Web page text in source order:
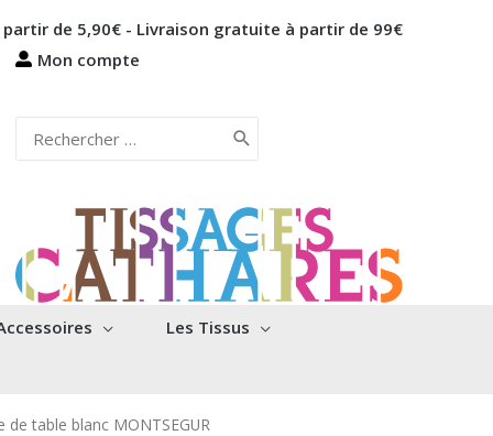
de 5,90€ - Livraison gratuite à partir de 99€
Mon compte
Les Tissus
table blanc MONTSEGUR